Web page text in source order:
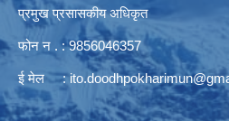
प्रमुख प्रसासकीय अधिकृत
फोन न . : 9856046357
ई मेल :